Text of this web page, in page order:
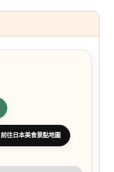
前往日本美食景點地圖